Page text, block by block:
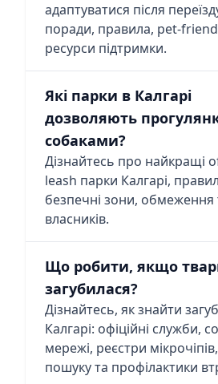
адаптуватися після
поради, правила, pet-
ресурси підтримки.
Які парки в Калгарі
дозволяють
собаками?
Дізнайтесь про найкращі
leash парки Калгарі,
безпечні зони, обмеження
власників.
Що робити, якщо
загубилася?
Дізнайтесь, як знайти
Калгарі: офіційні служби,
мережі, реєстри
пошуку та профілактики